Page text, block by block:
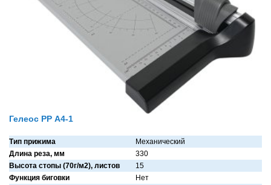
Гелеос РР A4-1
Тип прижима
Мехaнический
Длина реза, мм
330
Высота стопы (70г/м2), листов
15
Функция биговки
Нет